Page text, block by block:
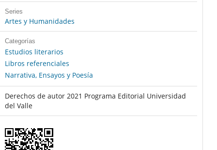
Series
Artes y Humanidades
Categorías
Estudios literarios
Libros referenciales
Narrativa, Ensayos y Poesía
Derechos de autor 2021 Programa Editorial Universidad
del Valle